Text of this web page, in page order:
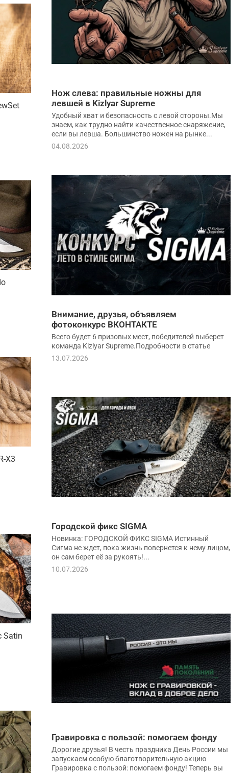
X3
Satin
Нож слева: правильные ножны для
левшей в Kizlyar Supreme
Удобный хват и безопасность с левой стороны.Мы
знаем, как трудно найти качественное снаряжение,
если вы левша. Большинство ножен на рынке...
04.08.2026
Внимание, друзья, объявляем
фотоконкурс ВКОНТАКТЕ
Всего будет 6 призовых мест, победителей выберет
команда Kizlyar Supreme.Подробности в статье
13.07.2026
Городской фикс SIGMA
Новинка: ГОРОДСКОЙ ФИКС SIGMA Истинный
Сигма не ждет, пока жизнь повернется к нему лицом,
он сам берет её за рукоять!...
10.07.2026
Гравировка с пользой: помогаем фонду
Дорогие друзья! В честь праздника День России мы
запускаем особую благотворительную акцию
Гравировка с пользой: помогаем фонду! Теперь вы